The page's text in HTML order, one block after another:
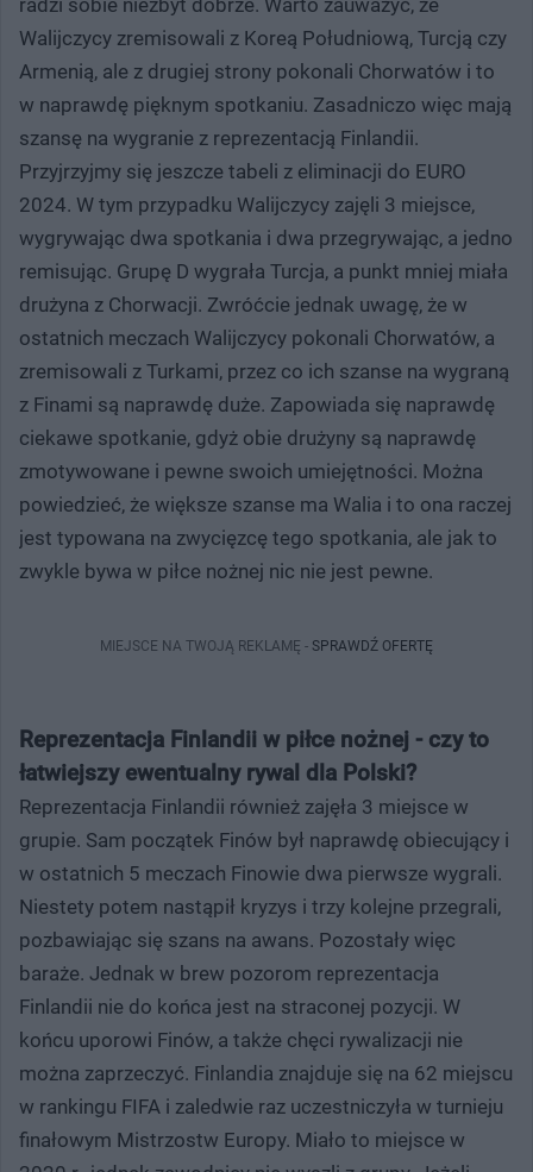
Walijczycy zremisowali z Koreą Południową, Turcją czy
Armenią, ale z drugiej strony pokonali Chorwatów i to
w naprawdę pięknym spotkaniu. Zasadniczo więc mają
szansę na wygranie z reprezentacją Finlandii.
Przyjrzyjmy się jeszcze tabeli z eliminacji do EURO
2024. W tym przypadku Walijczycy zajęli 3 miejsce,
wygrywając dwa spotkania i dwa przegrywając, a jedno
remisując. Grupę D wygrała Turcja, a punkt mniej miała
drużyna z Chorwacji. Zwróćcie jednak uwagę, że w
ostatnich meczach Walijczycy pokonali Chorwatów, a
zremisowali z Turkami, przez co ich szanse na wygraną
z Finami są naprawdę duże. Zapowiada się naprawdę
ciekawe spotkanie, gdyż obie drużyny są naprawdę
zmotywowane i pewne swoich umiejętności. Można
powiedzieć, że większe szanse ma Walia i to ona raczej
jest typowana na zwycięzcę tego spotkania, ale jak to
zwykle bywa w piłce nożnej nic nie jest pewne.
MIEJSCE NA TWOJĄ REKLAMĘ - SPRAWDŹ OFERTĘ
Reprezentacja Finlandii w piłce nożnej - czy to
łatwiejszy ewentualny rywal dla Polski?
Reprezentacja Finlandii również zajęła 3 miejsce w
grupie. Sam początek Finów był naprawdę obiecujący i
w ostatnich 5 meczach Finowie dwa pierwsze wygrali.
Niestety potem nastąpił kryzys i trzy kolejne przegrali,
pozbawiając się szans na awans. Pozostały więc
baraże. Jednak w brew pozorom reprezentacja
Finlandii nie do końca jest na straconej pozycji. W
końcu uporowi Finów, a także chęci rywalizacji nie
można zaprzeczyć. Finlandia znajduje się na 62 miejscu
w rankingu FIFA i zaledwie raz uczestniczyła w turnieju
finałowym Mistrzostw Europy. Miało to miejsce w